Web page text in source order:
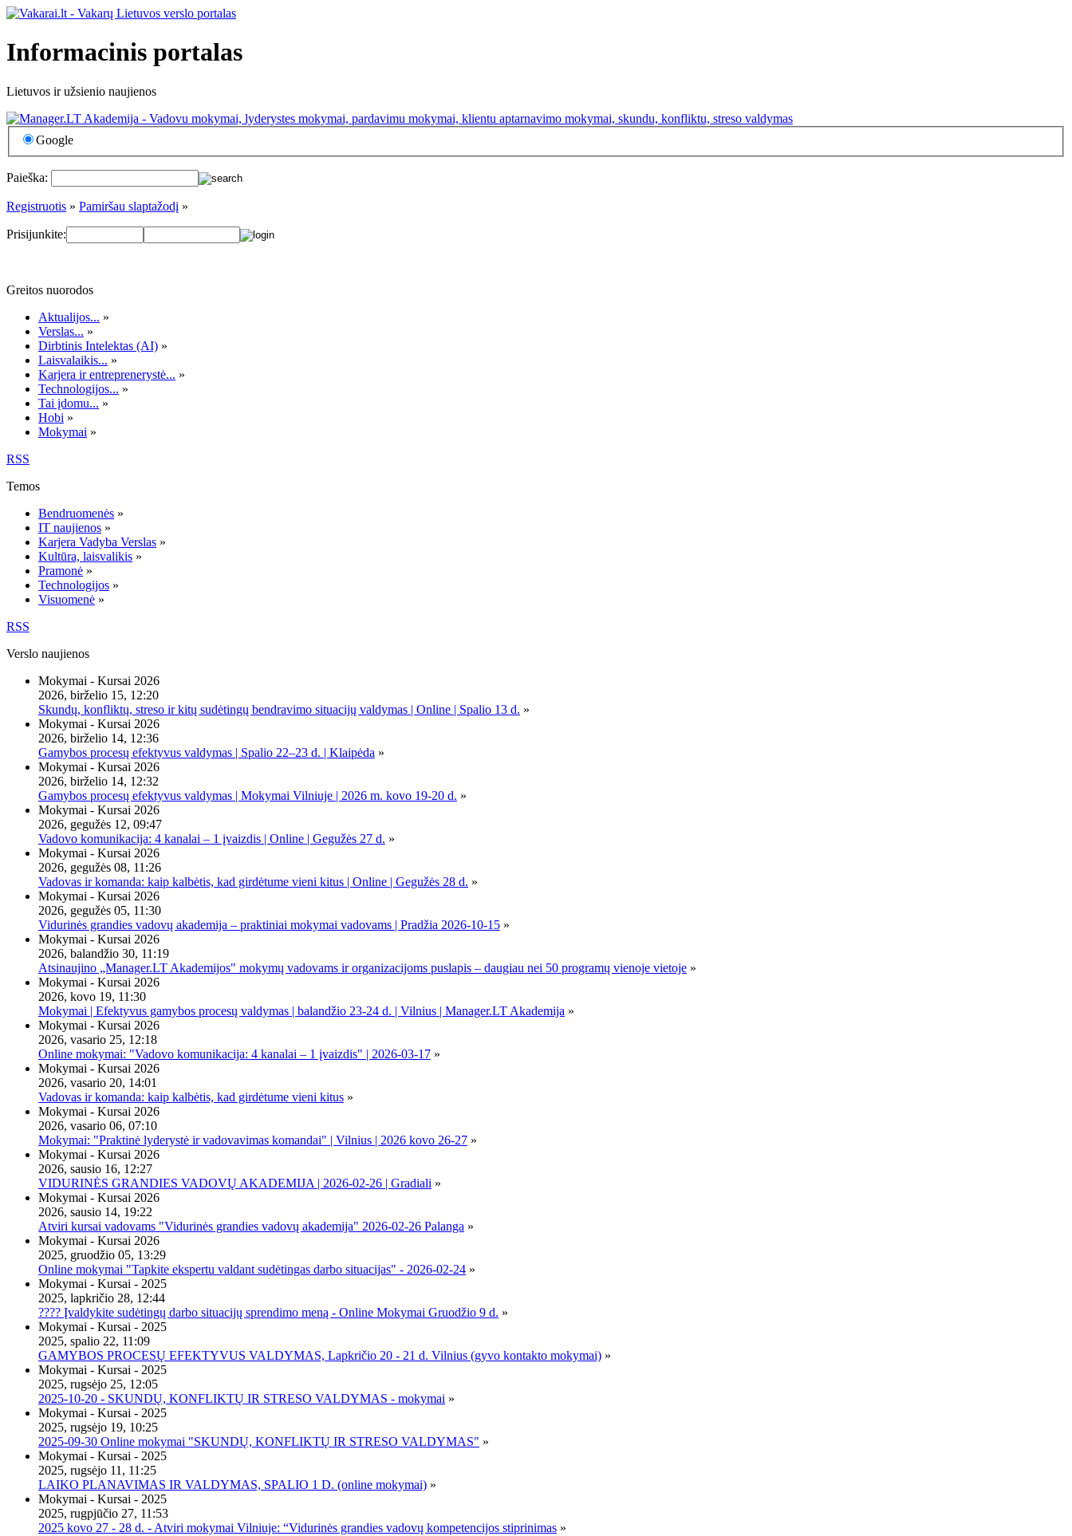
Informacinis portalas
Lietuvos ir užsienio naujienos
Google
Paieška:
Registruotis » Pamiršau slaptažodį »
Prisijunkite:
Greitos nuorodos
Aktualijos... »
Verslas... »
Dirbtinis Intelektas (AI) »
Laisvalaikis... »
Karjera ir entreprenerystė... »
Technologijos... »
Tai įdomu... »
Hobi »
Mokymai »
RSS
Temos
Bendruomenės »
IT naujienos »
Karjera Vadyba Verslas »
Kultūra, laisvalikis »
Pramonė »
Technologijos »
Visuomenė »
RSS
Verslo naujienos
Mokymai - Kursai 2026
2026, birželio 15, 12:20
Skundų, konfliktų, streso ir kitų sudėtingų bendravimo situacijų valdymas | Online | Spalio 13 d. »
Mokymai - Kursai 2026
2026, birželio 14, 12:36
Gamybos procesų efektyvus valdymas | Spalio 22–23 d. | Klaipėda »
Mokymai - Kursai 2026
2026, birželio 14, 12:32
Gamybos procesų efektyvus valdymas | Mokymai Vilniuje | 2026 m. kovo 19-20 d. »
Mokymai - Kursai 2026
2026, gegužės 12, 09:47
Vadovo komunikacija: 4 kanalai – 1 įvaizdis | Online | Gegužės 27 d. »
Mokymai - Kursai 2026
2026, gegužės 08, 11:26
Vadovas ir komanda: kaip kalbėtis, kad girdėtume vieni kitus | Online | Gegužės 28 d. »
Mokymai - Kursai 2026
2026, gegužės 05, 11:30
Vidurinės grandies vadovų akademija – praktiniai mokymai vadovams | Pradžia 2026-10-15 »
Mokymai - Kursai 2026
2026, balandžio 30, 11:19
Atsinaujino „Manager.LT Akademijos" mokymų vadovams ir organizacijoms puslapis – daugiau nei 50 programų vienoje vietoje »
Mokymai - Kursai 2026
2026, kovo 19, 11:30
Mokymai | Efektyvus gamybos procesų valdymas | balandžio 23-24 d. | Vilnius | Manager.LT Akademija »
Mokymai - Kursai 2026
2026, vasario 25, 12:18
Online mokymai: "Vadovo komunikacija: 4 kanalai – 1 įvaizdis" | 2026-03-17 »
Mokymai - Kursai 2026
2026, vasario 20, 14:01
Vadovas ir komanda: kaip kalbėtis, kad girdėtume vieni kitus »
Mokymai - Kursai 2026
2026, vasario 06, 07:10
Mokymai: "Praktinė lyderystė ir vadovavimas komandai" | Vilnius | 2026 kovo 26-27 »
Mokymai - Kursai 2026
2026, sausio 16, 12:27
VIDURINĖS GRANDIES VADOVŲ AKADEMIJA | 2026-02-26 | Gradiali »
Mokymai - Kursai 2026
2026, sausio 14, 19:22
Atviri kursai vadovams "Vidurinės grandies vadovų akademija" 2026-02-26 Palanga »
Mokymai - Kursai 2026
2025, gruodžio 05, 13:29
Online mokymai "Tapkite ekspertu valdant sudėtingas darbo situacijas" - 2026-02-24 »
Mokymai - Kursai - 2025
2025, lapkričio 28, 12:44
???? Įvaldykite sudėtingų darbo situacijų sprendimo meną - Online Mokymai Gruodžio 9 d. »
Mokymai - Kursai - 2025
2025, spalio 22, 11:09
GAMYBOS PROCESŲ EFEKTYVUS VALDYMAS, Lapkričio 20 - 21 d. Vilnius (gyvo kontakto mokymai) »
Mokymai - Kursai - 2025
2025, rugsėjo 25, 12:05
2025-10-20 - SKUNDŲ, KONFLIKTŲ IR STRESO VALDYMAS - mokymai »
Mokymai - Kursai - 2025
2025, rugsėjo 19, 10:25
2025-09-30 Online mokymai "SKUNDŲ, KONFLIKTŲ IR STRESO VALDYMAS" »
Mokymai - Kursai - 2025
2025, rugsėjo 11, 11:25
LAIKO PLANAVIMAS IR VALDYMAS, SPALIO 1 D. (online mokymai) »
Mokymai - Kursai - 2025
2025, rugpjūčio 27, 11:53
2025 kovo 27 - 28 d. - Atviri mokymai Vilniuje: “Vidurinės grandies vadovų kompetencijos stiprinimas »